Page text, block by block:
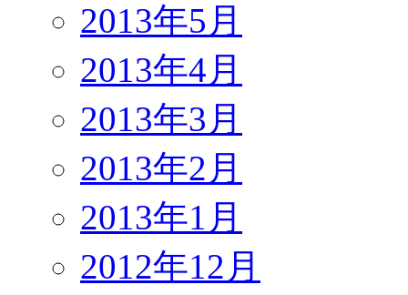
2013年5月
2013年4月
2013年3月
2013年2月
2013年1月
2012年12月